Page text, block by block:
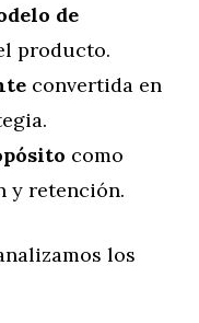
de
producto.
convertida en
como
y retención.
los